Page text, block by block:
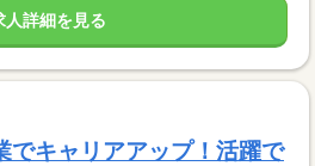
人詳細を見る
でキャリアアップ！活躍で